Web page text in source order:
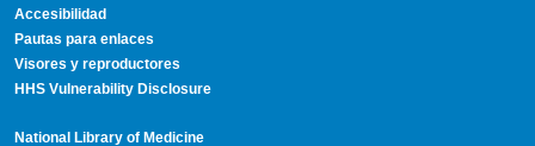
Accesibilidad
Pautas para enlaces
Visores y reproductores
HHS Vulnerability Disclosure
National Library of Medicine